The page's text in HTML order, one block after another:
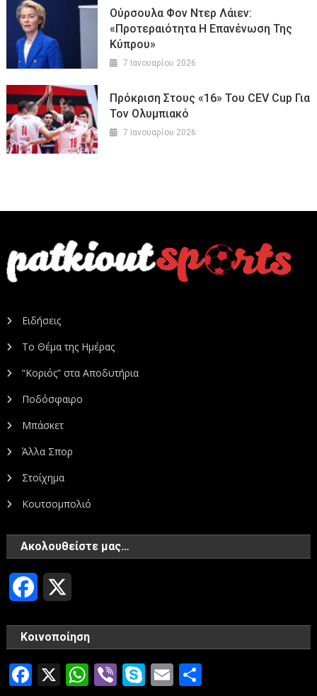
Ούρσουλα Φον Ντερ Λάιεν:
«Προτεραιότητα Η Επανένωση Της
Κύπρου»
7 Ιανουαρίου 2026
Πρόκριση Στους «16» Του CEV Cup Για
Τον Ολυμπιακό
7 Ιανουαρίου 2026
Ειδήσεις
Το Θέμα της Ημέρας
“Κοριός” στα Αποδυτήρια
Ποδόσφαιρο
Μπάσκετ
Άλλα Σπορ
Στοίχημα
Κουτσομπολιό
Ακολουθείστε μας…
Facebook
Κοινοποίηση
Facebook
X WhatsApp
ViberSkype
Email